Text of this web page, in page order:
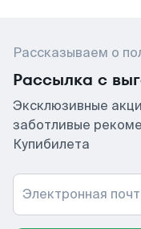
Рассказываем о
Рассылка с
Эксклюзивные
заботливые
Купибилета
Электронная